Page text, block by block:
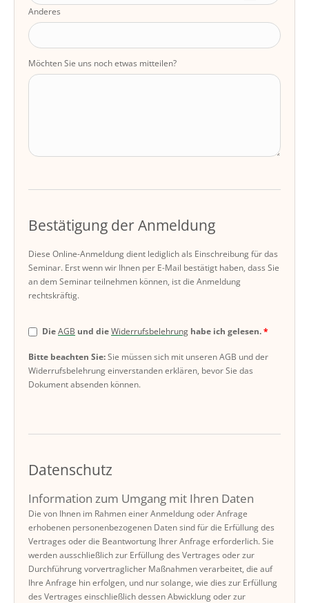
Anderes
Möchten Sie uns noch etwas mitteilen?
Bestätigung der Anmeldung
Diese Online-Anmeldung dient lediglich als Einschreibung für das
Seminar. Erst wenn wir Ihnen per E-Mail bestätigt haben, dass Sie
an dem Seminar teilnehmen können, ist die Anmeldung
rechtskräftig.
DieAGB und dieWiderrufsbelehrung habe ich gelesen.
Bitte beachten Sie:Sie müssen sich mit unseren AGB und der
Widerrufsbelehrung einverstanden erklären, bevor Sie das
Dokument absenden können.
Datenschutz
Information zum Umgang mit Ihren Daten
Die von Ihnen im Rahmen einer Anmeldung oder Anfrage
erhobenen personenbezogenen Daten sind für die Erfüllung des
Vertrages oder die Beantwortung Ihrer Anfrage erforderlich. Sie
werden ausschließlich zur Erfüllung des Vertrages oder zur
Durchführung vorvertraglicher Maßnahmen verarbeitet, die auf
Ihre Anfrage hin erfolgen, und nur solange, wie dies zur Erfüllung
des Vertrages einschließlich dessen Abwicklung oder zur